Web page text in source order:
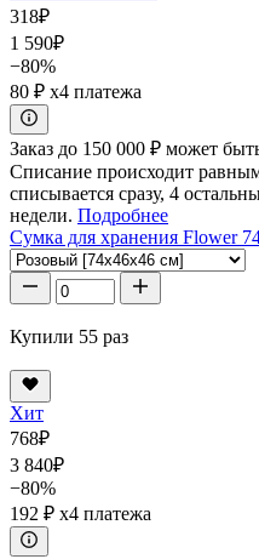
318₽
1 590₽
−80%
80 ₽ x4 платежа
Заказ до 150 000 ₽ может
Списание происходит
списывается сразу, 4
недели. Подробнее
Сумка для хранения Flower
Купили 55 раз
Хит
768₽
3 840₽
−80%
192 ₽ x4 платежа